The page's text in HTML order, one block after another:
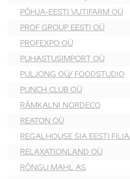
PÕHJA-EESTI VUTIFARM OÜ
PROF GROUP EESTI OÜ
PROFEXPO OÜ
PUHASTUSIMPORT OÜ
PULJONG OÜ/ FOODSTUDIO
PUNCH CLUB OÜ
RĀMKALNI NORDECO
REATON OÜ
REGALHOUSE SIA EESTI
RELAXATIONLAND OÜ
RÕNGU MAHL AS